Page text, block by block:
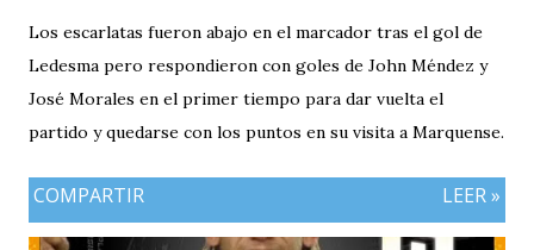
Los escarlatas fueron abajo en el marcador tras el gol de
Ledesma pero respondieron con goles de John Méndez y
José Morales en el primer tiempo para dar vuelta el
partido y quedarse con los puntos en su visita a Marquense.
COMPARTIR LEER »